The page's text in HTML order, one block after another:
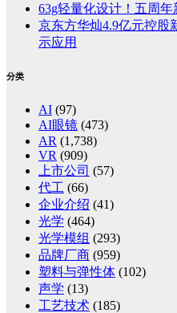
63g轻量化设计！五周
京东方华灿4.9亿元控股
示应用
分类
AI (97)
AI眼镜 (473)
AR (1,738)
VR (909)
上市公司 (57)
代工 (66)
企业介绍 (41)
光学 (464)
光学模组 (293)
品牌厂商 (959)
塑料与弹性体 (102)
声学 (13)
工艺技术 (185)